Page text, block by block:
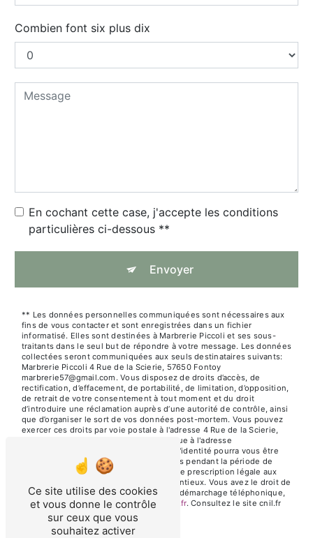
Combien font six plus dix
En cochant cette case, j'accepte les conditions
particulières ci-dessous **
Envoyer
** Les données personnelles communiquées sont nécessaires aux
fins de vous contacter et sont enregistrées dans un fichier
informatisé. Elles sont destinées à Marbrerie Piccoli et ses sous-
traitants dans le seul but de répondre à votre message. Les données
collectées seront communiquées aux seuls destinataires suivants:
Marbrerie Piccoli 4 Rue de la Scierie, 57650 Fontoy
marbrerie57@gmail.com. Vous disposez de droits d’accès, de
rectification, d’effacement, de portabilité, de limitation, d’opposition,
de retrait de votre consentement à tout moment et du droit
d’introduire une réclamation auprès d’une autorité de contrôle, ainsi
que d’organiser le sort de vos données post-mortem. Vous pouvez
exercer ces droits par voie postale à l'adresse 4 Rue de la Scierie,
57650 Fontoy ou par courrier électronique à l'adresse
marbrerie57@gmail.com. Un justificatif d'identité pourra vous être
demandé. Nous conservons vos données pendant la période de
prise de contact puis pendant la durée de prescription légale aux
fins probatoires et de gestion des contentieux. Vous avez le droit de
vous inscrire sur la liste d'opposition au démarchage téléphonique,
disponible à cette adresse: Bloctel.gouv.fr. Consultez le site cnil.fr
pour plus d’informations sur vos droits.
Ce site utilise des cookies
et vous donne le contrôle
sur ceux que vous
souhaitez activer